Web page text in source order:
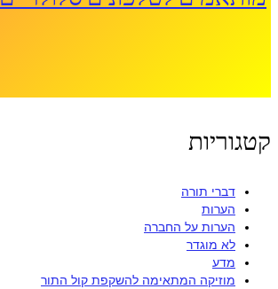
קטגוריות
דברי תורה
הערות
הערות על החברה
לא מוגדר
מדע
מוזיקה המתאימה להשקפת קול התור